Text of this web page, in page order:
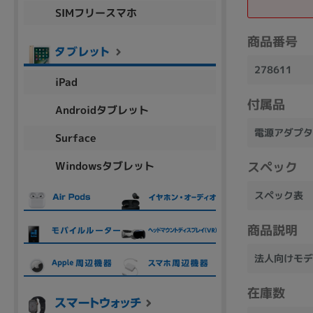
商品番号
278611
付属品
電源アダプタ
スペック
スペック表
商品説明
法人向けモ
在庫数
SIMフリースマホ
iPad
Androidタブレット
Surface
Windowsタブレット
商品シリーズ名・ブランド名の絞り込み。
Thinkpad
aspire Inspiron
商品の搭載機能による絞り込み
Webカメラ内蔵
ランク
商品状態の絞り込み
新品/未使用 中古 新品 Aランク